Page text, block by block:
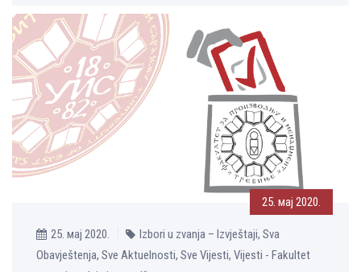
25. мај 2020.
25. мај 2020.
Izbori u zvanja – Izvještaji, Sva
Obavještenja, Sve Aktuelnosti, Sve Vijesti, Vijesti - Fakultet